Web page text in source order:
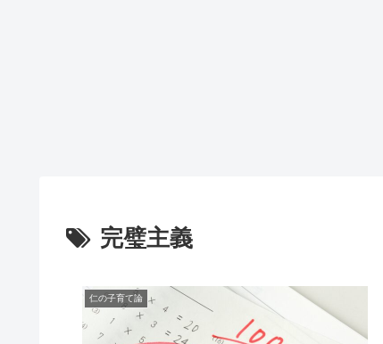
完璧主義
仁の子育て論